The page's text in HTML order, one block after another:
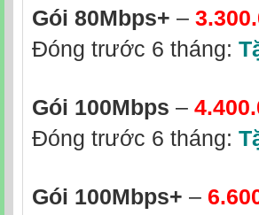
Gói 80Mbps+ –
Đóng trước 6 tháng:
Gói 100Mbps –
Đóng trước 6 tháng:
Gói 100Mbps+ –